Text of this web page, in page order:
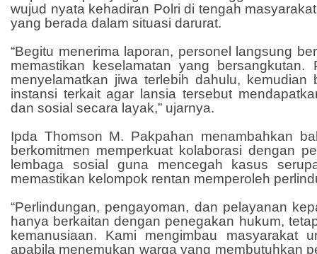
wujud nyata kehadiran Polri di tengah
yang berada dalam situasi darurat.
“Begitu menerima laporan, personel langsung
memastikan keselamatan yang bersangkutan.
menyelamatkan jiwa terlebih dahulu, kemudian
instansi terkait agar lansia tersebut
dan sosial secara layak,” ujarnya.
Ipda Thomson M. Pakpahan menambahkan
berkomitmen memperkuat kolaborasi dengan
lembaga sosial guna mencegah kasus
memastikan kelompok rentan memperoleh
“Perlindungan, pengayoman, dan pelayanan
hanya berkaitan dengan penegakan hukum,
kemanusiaan. Kami mengimbau masyarakat
apabila menemukan warga yang membutuhkan